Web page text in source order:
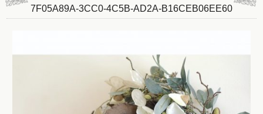
7F05A89A-3CC0-4C5B-AD2A-B16CEB06EE60